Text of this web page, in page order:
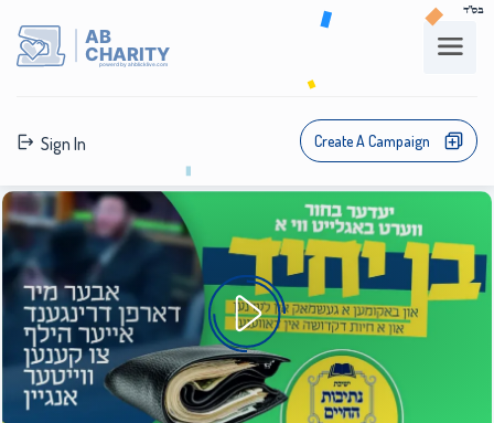
בס"ד
AB
CHARITY
powerd by ahblicklive.com
Sign In Create A Campaign